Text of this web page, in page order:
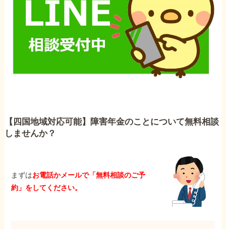
【四国地域対応可能】障害年金のことについて無料相談
しませんか？
まずはお電話かメールで「無料相談のご予
約」をしてください。